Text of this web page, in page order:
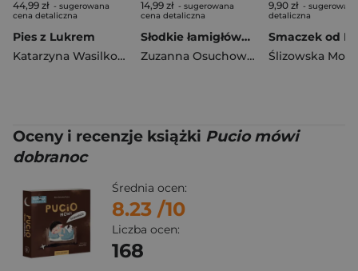
44,99 zł - sugerowana
cena detaliczna
Pies z Lukrem
Katarzyna Wasilkowska
14,99 zł - sugerowana
cena detaliczna
Słodkie łamigłówki z pandką. Słodkie łamigłówki
Zuzanna Osuchowska
9,90 zł -
detaliczna
Ślizowska
Oceny i recenzje książki Pucio mówi
dobranoc
Średnia ocen:
8.23 /10
Liczba ocen:
168